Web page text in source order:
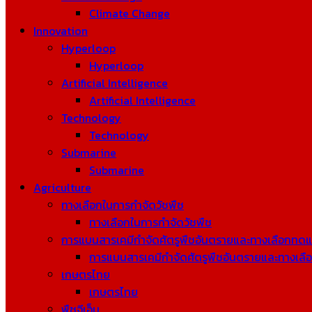
Climate Change
Innovation
Hyperloop
Hyperloop
Artificial Intelligence
Artificial Intelligence
Technology
Technology
Submarine
Submarine
Agriculture
ทางเลือกในการกำจัดวัชพืช
ทางเลือกในการกำจัดวัชพืช
การแบนสารเคมีกำจัดศัตรูพืชอันตรายและทางเลือกทด
การแบนสารเคมีกำจัดศัตรูพืชอันตรายและทางเ
เกษตรไทย
เกษตรไทย